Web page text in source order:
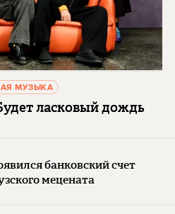
МУЗЫКА
ласковый дождь
банковский счет
мецената